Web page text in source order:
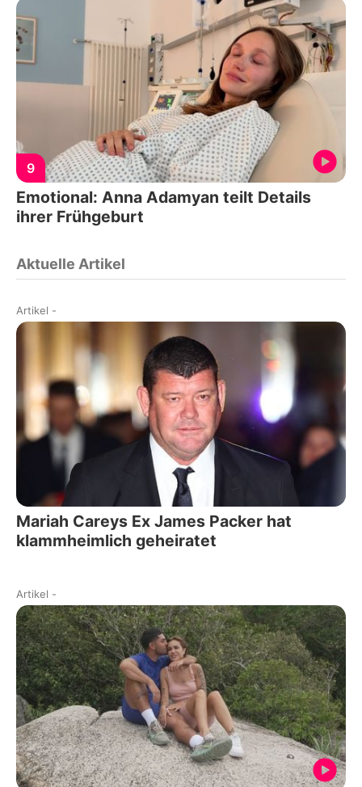
9
Emotional: Anna Adamyan teilt Details
ihrer Frühgeburt
Aktuelle Artikel
Artikel -
Mariah Careys Ex James Packer hat
klammheimlich geheiratet
Artikel -